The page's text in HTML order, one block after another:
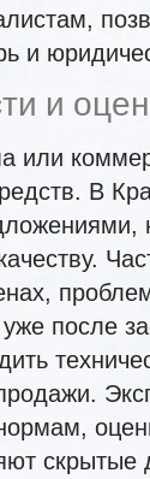
и
и
или
В
после
скрытые